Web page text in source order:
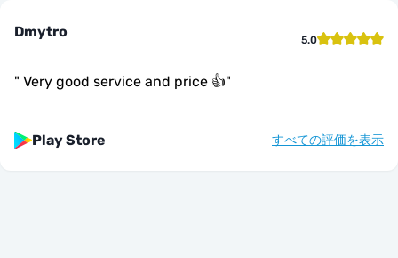
Dmytro 5.0
" Very good service and price 👍"
Play Store すべての評価を表示